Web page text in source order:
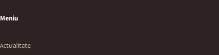
Meniu
Actualitate